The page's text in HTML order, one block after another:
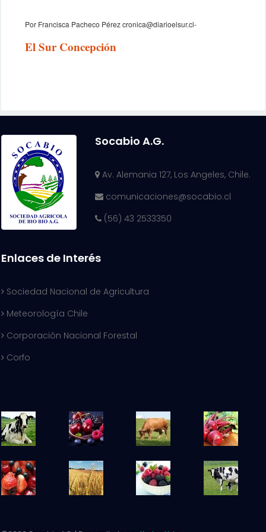
Por Francisca Pacheco Pérez cronica@diarioelsur.cl-
El Sur Concepción
Socabio A.G.
Av. Alemania 127, Los Angeles, Chile.
comunicaciones@socabio.cl
(56) 43 2533350
Enlaces de Interés
Sociedad Nacional de Agricultura
Meteorología Chile
Corporación Nacional Forestal
Corfo